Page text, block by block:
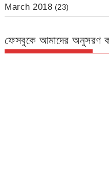
March 2018 (23)
ফেসবুকে আমাদের অনুসরণ